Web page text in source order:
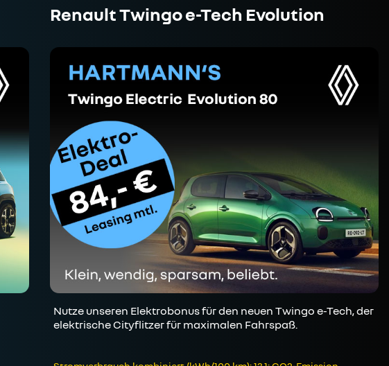
Renault Twingo e-Tech Evolution
Nutze unseren Elektrobonus für den neuen Twingo e-Tech, der
elektrische Cityflitzer für maximalen Fahrspaß.